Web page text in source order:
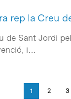
rep la Creu
de Sant Jordi
i…
1 2 3